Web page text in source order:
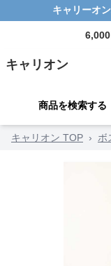
キャリーオ
キャリオン
商品を検索する
キャリオン TOP › ボ